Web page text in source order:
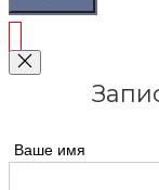
Ваше имя